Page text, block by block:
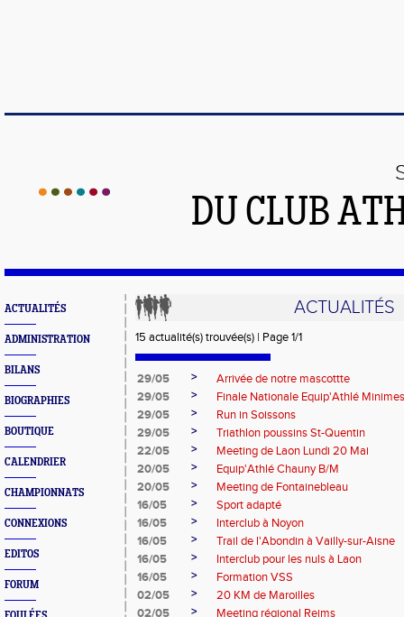
DU CLUB
ACTUALITÉS
ADMINISTRATION
BILANS
BIOGRAPHIES
BOUTIQUE
CALENDRIER
CHAMPIONNATS
CONNEXIONS
EDITOS
FORUM
ACTUALITÉS
15 actualité(s) trouvée(s) | Page 1/1
29/05 >
Arrivée de notre mascottte
29/05
>
Finale Nationale Equip'Athlé
29/05
>
Run in Soissons
29/05
>
Triathlon poussins St-Quentin
22/05
>
Meeting de Laon Lundi 20 Mai
20/05
>
Equip'Athlé Chauny B/M
20/05
>
Meeting de Fontainebleau
16/05
>
Sport adapté
16/05
>
Interclub à Noyon
16/05
>
Trail de l'Abondin à Vailly-sur-Aisne
16/05
>
Interclub pour les nuls à Laon
16/05
>
Formation VSS
02/05
>
20 KM de Maroilles
02/05
>
Meeting régional Reims